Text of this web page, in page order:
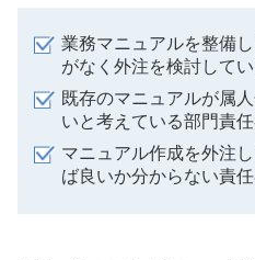
業務マニュアルを整備
がなく外注を検討して
既存のマニュアルが属
いと考えている部門責
マニュアル作成を外注
ば良いか分からない責